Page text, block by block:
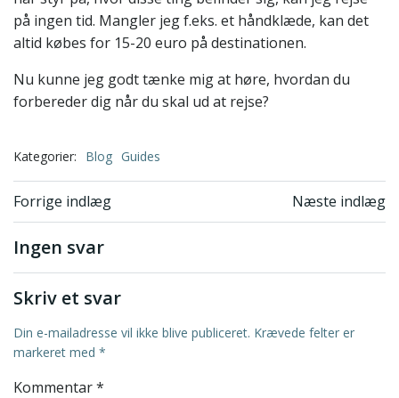
på ingen tid. Mangler jeg f.eks. et håndklæde, kan det
altid købes for 15-20 euro på destinationen.
Nu kunne jeg godt tænke mig at høre, hvordan du
forbereder dig når du skal ud at rejse?
Kategorier: Blog Guides
Indlægsnavigation
Forrige indlæg Næste indlæg
Ingen svar
Skriv et svar
Din e-mailadresse vil ikke blive publiceret. Krævede felter er
markeret med *
Kommentar*